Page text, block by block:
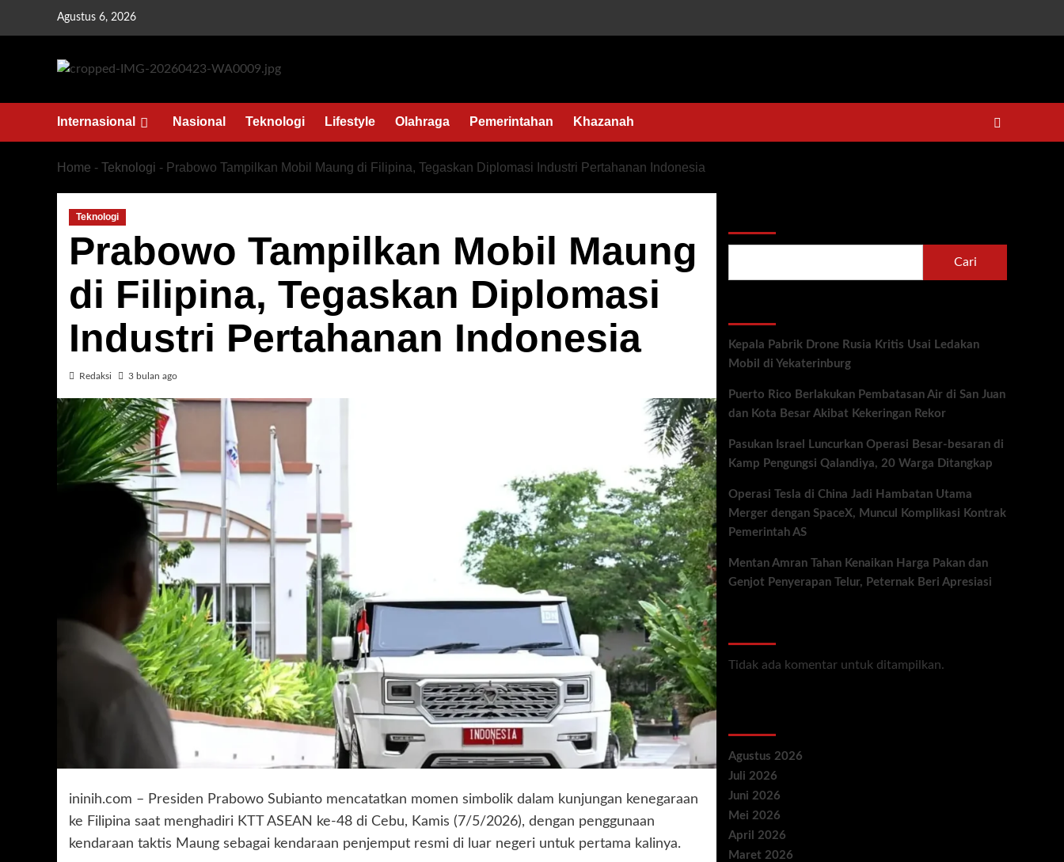
Agustus 6, 2026
Internasional Nasional Teknologi Lifestyle Olahraga Pemerintahan Khazanah
Home - Teknologi - Prabowo Tampilkan Mobil Maung di Filipina, Tegaskan Diplomasi Industri Pertahanan Indonesia
Teknologi
Prabowo Tampilkan Mobil Maung
di Filipina, Tegaskan Diplomasi
Industri Pertahanan Indonesia
Redaksi 3 bulan ago
ininih.com – Presiden Prabowo Subianto mencatatkan momen simbolik dalam kunjungan kenegaraan
ke Filipina saat menghadiri KTT ASEAN ke-48 di Cebu, Kamis (7/5/2026), dengan penggunaan
kendaraan taktis Maung sebagai kendaraan penjemput resmi di luar negeri untuk pertama kalinya.
Cari
Kepala Pabrik Drone Rusia Kritis Usai Ledakan
Mobil di Yekaterinburg
Puerto Rico Berlakukan Pembatasan Air di San Juan
dan Kota Besar Akibat Kekeringan Rekor
Pasukan Israel Luncurkan Operasi Besar-besaran di
Kamp Pengungsi Qalandiya, 20 Warga Ditangkap
Operasi Tesla di China Jadi Hambatan Utama
Merger dengan SpaceX, Muncul Komplikasi Kontrak
Pemerintah AS
Mentan Amran Tahan Kenaikan Harga Pakan dan
Genjot Penyerapan Telur, Peternak Beri Apresiasi
Tidak ada komentar untuk ditampilkan.
Agustus 2026
Juli 2026
Juni 2026
Mei 2026
April 2026
Maret 2026